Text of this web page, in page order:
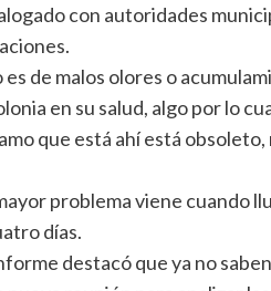
con autoridades
es de malos olores o
en su salud, algo por lo
que está ahí está
problema viene cuando
días.
destacó que ya no